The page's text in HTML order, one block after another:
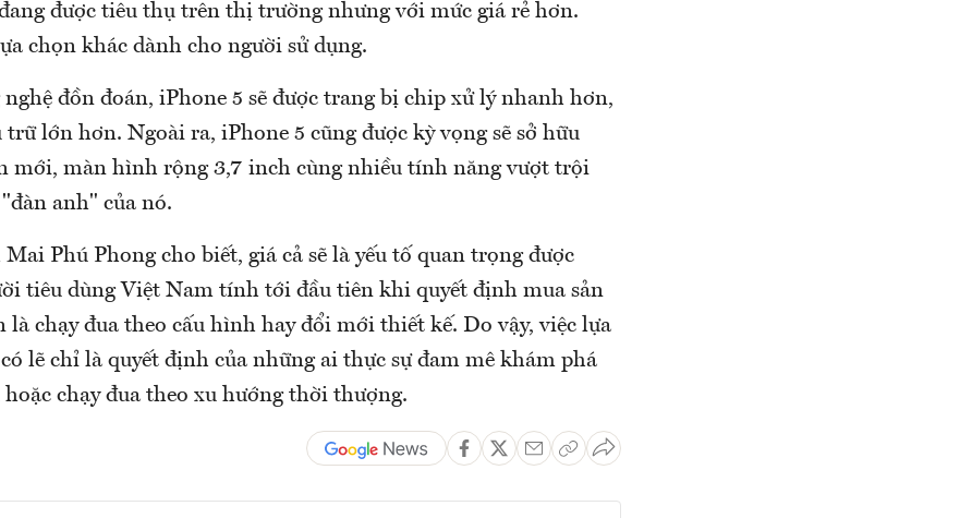
được tiêu thụ trên thị trường nhưng với mức giá rẻ hơn.
chọn khác dành cho người sử dụng.
đồn đoán, iPhone 5 sẽ được trang bị chip xử lý nhanh hơn,
lớn hơn. Ngoài ra, iPhone 5 cũng được kỳ vọng sẽ sở hữu
mới, màn hình rộng 3,7 inch cùng nhiều tính năng vượt trội
anh" của nó.
Phú Phong cho biết, giá cả sẽ là yếu tố quan trọng được
tiêu dùng Việt Nam tính tới đầu tiên khi quyết định mua sản
là chạy đua theo cấu hình hay đổi mới thiết kế. Do vậy, việc lựa
lẽ chỉ là quyết định của những ai thực sự đam mê khám phá
chạy đua theo xu hướng thời thượng.